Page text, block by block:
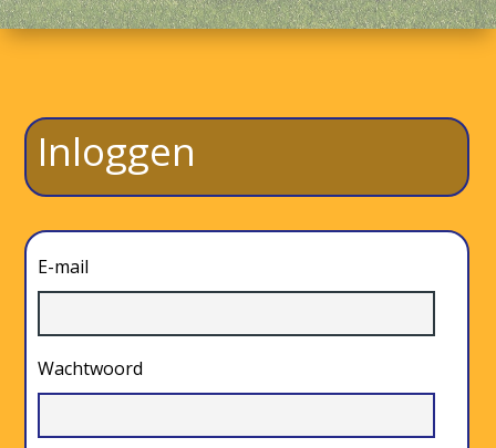
Inloggen
E-mail
Wachtwoord